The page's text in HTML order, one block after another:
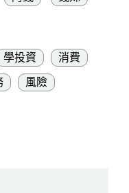
學投資
消費
風險